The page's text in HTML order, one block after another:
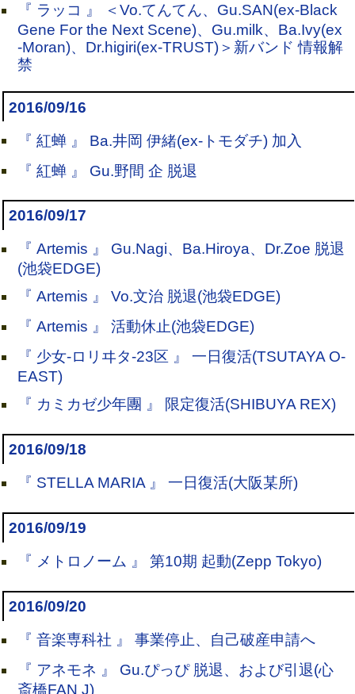
『 ラッコ 』 ＜Vo.てんてん、Gu.SAN(ex-Black
Gene For the Next Scene)、Gu.milk、Ba.Ivy(ex
-Moran)、Dr.higiri(ex-TRUST)＞新バンド 情報解
禁
2016/09/16
『 紅蝉 』 Ba.井岡 伊緒(ex-トモダチ) 加入
『 紅蝉 』 Gu.野間 企 脱退
2016/09/17
『 Artemis 』 Gu.Nagi、Ba.Hiroya、Dr.Zoe 脱退
(池袋EDGE)
『 Artemis 』 Vo.文治 脱退(池袋EDGE)
『 Artemis 』 活動休止(池袋EDGE)
『 少女-ロリヰタ-23区 』 一日復活(TSUTAYA O-
EAST)
『 カミカゼ少年團 』 限定復活(SHIBUYA REX)
2016/09/18
『 STELLA MARIA 』 一日復活(大阪某所)
2016/09/19
『 メトロノーム 』 第10期 起動(Zepp Tokyo)
2016/09/20
『 音楽専科社 』 事業停止、自己破産申請へ
『 アネモネ 』 Gu.ぴっぴ 脱退、および引退(心
斎橋FAN J)